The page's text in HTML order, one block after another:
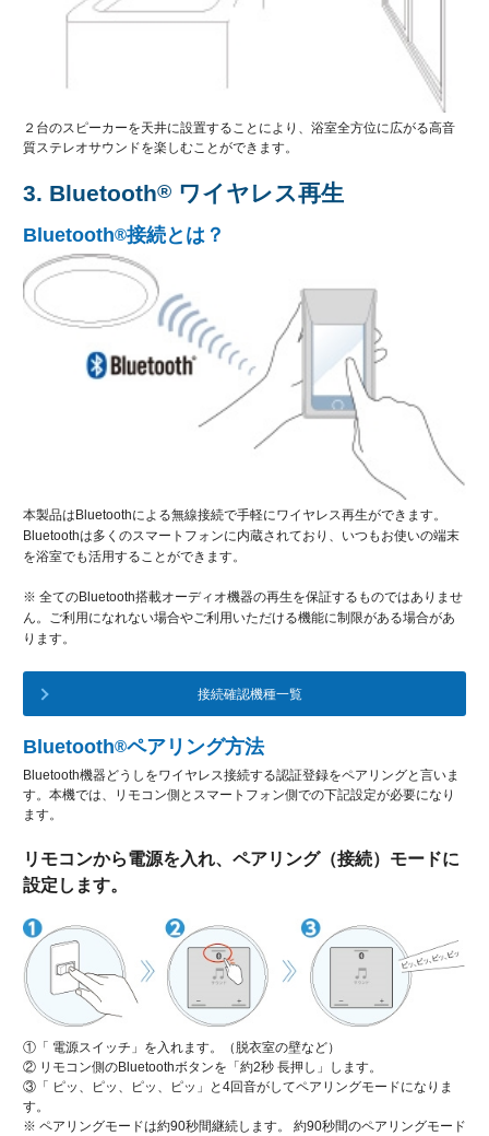
２台のスピーカーを天井に設置することにより、浴室全方位に広がる高音
質ステレオサウンドを楽しむことができます。
3. Bluetooth® ワイヤレス再生
Bluetooth®接続とは？
本製品はBluetoothによる無線接続で手軽にワイヤレス再生ができます。
Bluetoothは多くのスマートフォンに内蔵されており、いつもお使いの端末
を浴室でも活用することができます。
※ 全てのBluetooth搭載オーディオ機器の再生を保証するものではありませ
ん。ご利用になれない場合やご利用いただける機能に制限がある場合があ
ります。
接続確認機種一覧
Bluetooth®ペアリング方法
Bluetooth機器どうしをワイヤレス接続する認証登録をペアリングと言いま
す。本機では、リモコン側とスマートフォン側での下記設定が必要になり
ます。
リモコンから電源を入れ、ペアリング（接続）モードに
設定します。
①「 電源スイッチ」を入れます。（脱衣室の壁など）
② リモコン側のBluetoothボタンを「約2秒 長押し」します。
③「 ピッ、ピッ、ピッ、ピッ」と4回音がしてペアリングモードになりま
す。
※ ペアリングモードは約90秒間継続します。 約90秒間のペアリングモード